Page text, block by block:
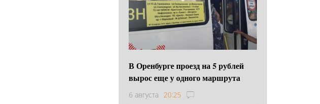
В Оренбурге проезд на 5 рублей
вырос еще у одного маршрута
6 августа 20:25